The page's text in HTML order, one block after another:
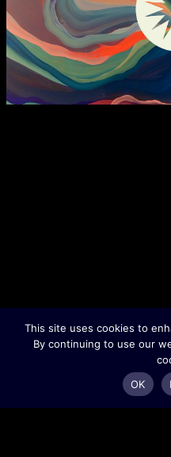
This site uses cookies to
By continuing to use our
OK